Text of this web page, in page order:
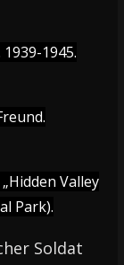
1945.
Valley
Park).
Soldat